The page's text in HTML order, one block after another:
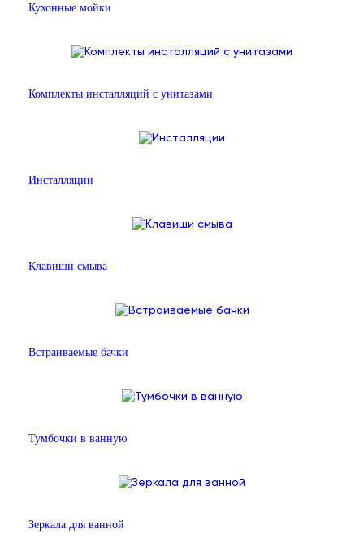
Кухонные мойки
Комплекты инсталляций с унитазами
Инсталляции
Клавиши смыва
Встраиваемые бачки
Тумбочки в ванную
Зеркала для ванной